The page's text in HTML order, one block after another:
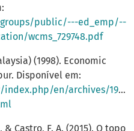
public/---ed_emp/--
wcms_729748.pdf
(1998). Economic
Disponível em:
index.php/en/archives/
& Castro, F. A. (2015). O topo